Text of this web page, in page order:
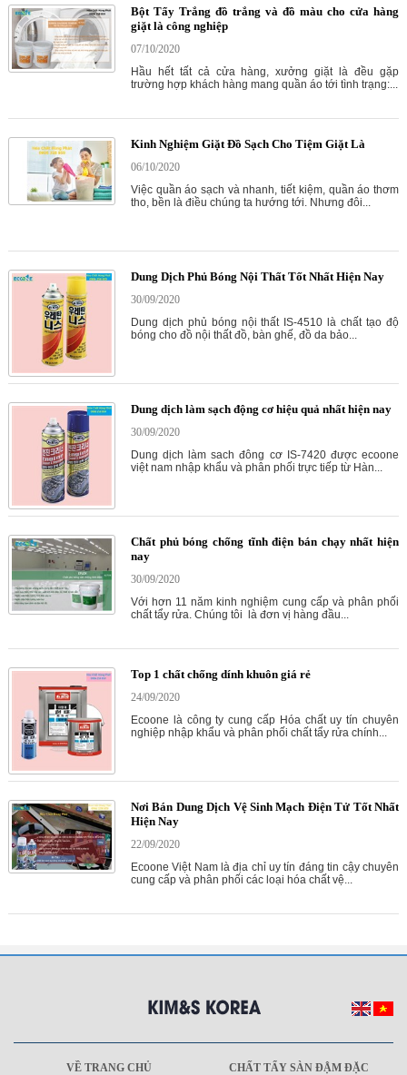
Bột Tẩy Trắng đồ trắng và đồ màu cho cửa hàng
giặt là công nghiệp
07/10/2020
Hầu hết tất cả cửa hàng, xưởng giặt là đều gặp
trường hợp khách hàng mang quần áo tới tình trạng:...
Kinh Nghiệm Giặt Đồ Sạch Cho Tiệm Giặt Là
06/10/2020
Việc quần áo sạch và nhanh, tiết kiệm, quần áo thơm
tho, bền là điều chúng ta hướng tới. Nhưng đôi...
Dung Dịch Phủ Bóng Nội Thất Tốt Nhất Hiện Nay
30/09/2020
Dung dịch phủ bóng nội thất IS-4510 là chất tạo độ
bóng cho đồ nội thất đồ, bàn ghế, đồ da bảo...
Dung dịch làm sạch động cơ hiệu quả nhất hiện nay
30/09/2020
Dung dịch làm sach đông cơ IS-7420 được ecoone
việt nam nhập khẩu và phân phối trực tiếp từ Hàn...
Chất phủ bóng chống tĩnh điện bán chạy nhất hiện
nay
30/09/2020
Với hơn 11 năm kinh nghiệm cung cấp và phân phối
chất tẩy rửa. Chúng tôi là đơn vị hàng đầu...
Top 1 chất chống dính khuôn giá rẻ
24/09/2020
Ecoone là công ty cung cấp Hóa chất uy tín chuyên
nghiệp nhập khẩu và phân phối chất tẩy rửa chính...
Nơi Bán Dung Dịch Vệ Sinh Mạch Điện Tử Tốt Nhất
Hiện Nay
22/09/2020
Ecoone Việt Nam là địa chỉ uy tín đáng tin cậy chuyên
cung cấp và phân phối các loại hóa chất vệ...
VỀ TRANG CHỦ
CHẤT TẨY SÀN ĐẬM ĐẶC